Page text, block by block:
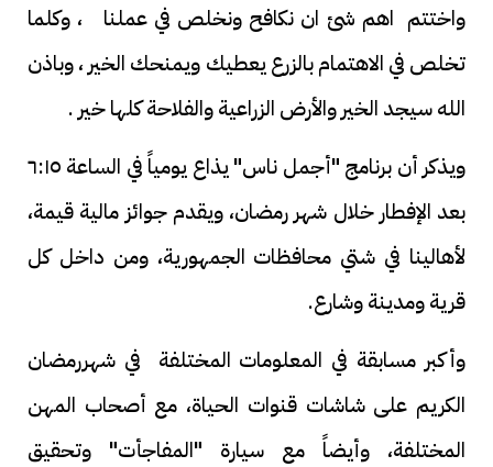
واختتم اهم شئ ان نكافح ونخلص في عملنا ، وكلما
تخلص في الاهتمام بالزرع يعطيك ويمنحك الخير ، وباذن
الله سيجد الخير والأرض الزراعية والفلاحة كلها خير .
ويذكر أن برنامج "أجمل ناس" يذاع يومياً في الساعة ٦:١٥
بعد الإفطار خلال شهر رمضان، ويقدم جوائز مالية قيمة،
لأهالينا في شتي محافظات الجمهورية، ومن داخل كل
قرية ومدينة وشارع.
وأكبر مسابقة في المعلومات المختلفة في شهررمضان
الكريم على شاشات قنوات الحياة، مع أصحاب المهن
المختلفة، وأيضاً مع سيارة "المفاجأت" وتحقيق